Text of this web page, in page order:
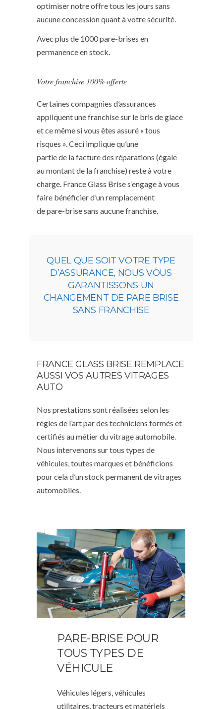
optimiser notre offre tous les jours sans
aucune concession quant à votre sécurité.
Avec plus de 1000 pare-brises en
permanence en stock.
Votre franchise 100% offerte
Certaines compagnies d’assurances
appliquent une franchise sur le bris de glace
et ce même si vous êtes assuré « tous
risques ». Ceci implique qu’une
partie de la facture des réparations (égale
au montant de la franchise) reste à votre
charge. France Glass Brise s’engage à vous
faire bénéficier d’un remplacement
de pare-brise sans aucune franchise.
QUEL QUE SOIT VOTRE TYPE
D’ASSURANCE, NOUS VOUS
GARANTISSONS UN
CHANGEMENT DE PARE BRISE
SANS FRANCHISE
FRANCE GLASS BRISE REMPLACE
AUSSI VOS AUTRES VITRAGES
AUTO
Nos prestations sont réalisées selon les
règles de l’art par des techniciens formés et
certifiés au métier du vitrage automobile.
Nous intervenons sur tous types de
véhicules, toutes marques et bénéficions
pour cela d’un stock permanent de vitrages
automobiles.
PARE-BRISE POUR
TOUS TYPES DE
VÉHICULE
Véhicules légers, véhicules
utilitaires, tracteurs et matériels